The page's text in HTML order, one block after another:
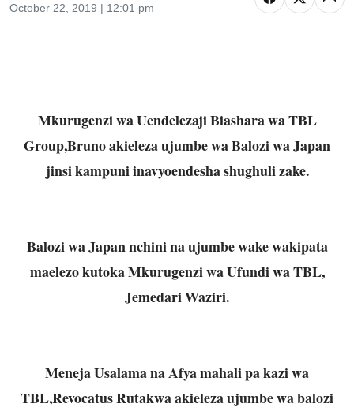
October 22, 2019 | 12:01 pm
Mkurugenzi wa Uendelezaji Biashara wa TBL
Group,Bruno akieleza ujumbe wa Balozi wa Japan
jinsi kampuni inavyoendesha shughuli zake.
Balozi wa Japan nchini na ujumbe wake wakipata
maelezo kutoka Mkurugenzi wa Ufundi wa TBL,
Jemedari Waziri.
Meneja Usalama na Afya mahali pa kazi wa
TBL,Revocatus Rutakwa akieleza ujumbe wa balozi